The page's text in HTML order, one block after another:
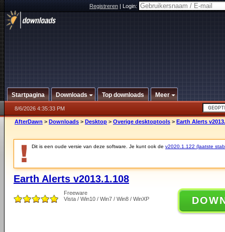
Registreren|Login:
Startpagina Downloads Top downloads Meer
8/6/2026 4:35:33 PM
AfterDawn > Downloads > Desktop > Overige desktoptools > Earth Alerts
Dit is een oude versie van deze software. Je kunt ook de v2020.1.122 (laatste
Earth Alerts v2013.1.108
Freeware
Vista / Win10 / Win7 / Win8 / WinXP